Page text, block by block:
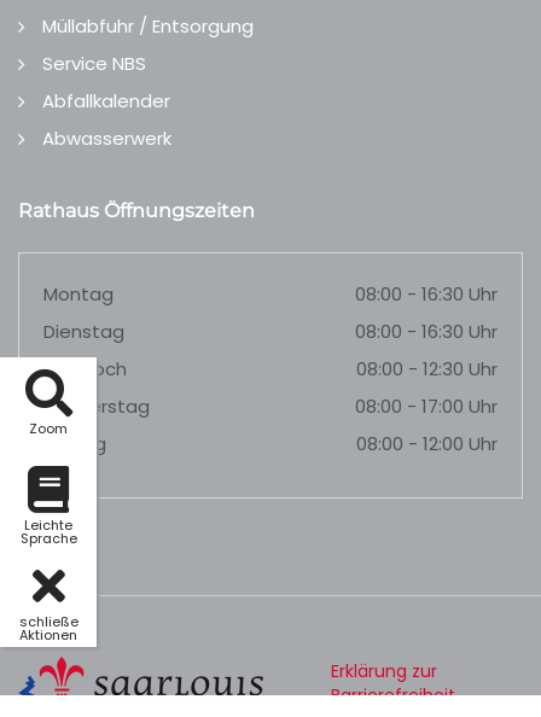
Zoom
Leichte
Sprache
schließe
Aktionen
Müllabfuhr / Entsorgung
Service NBS
Abfallkalender
Abwasserwerk
Rathaus Öffnungszeiten
Montag
08:00 - 16:30 Uhr
Dienstag
08:00 - 16:30 Uhr
Mittwoch
08:00 - 12:30 Uhr
Donnerstag
08:00 - 17:00 Uhr
Freitag
08:00 - 12:00 Uhr
Erklärung zur
Barrierefreiheit